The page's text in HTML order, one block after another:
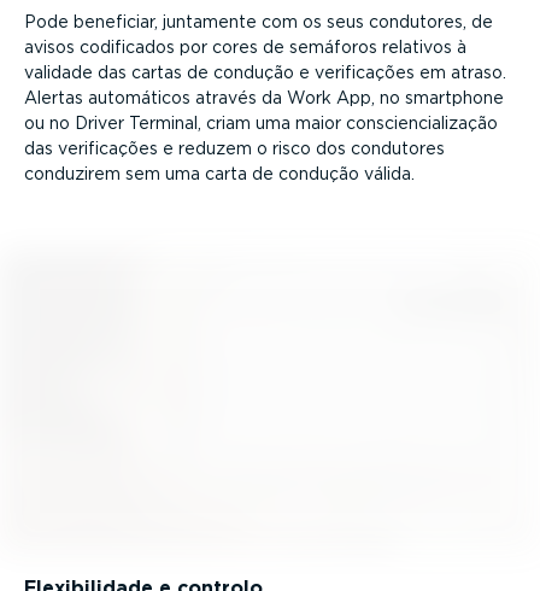
Pode beneficiar, juntamente com os seus condutores, de
avisos codificados por cores de semáforos relativos à
validade das cartas de condução e verifi­cações em atraso.
Alertas automáticos através da Work App, no smartphone
ou no Driver Terminal, criam uma maior consci­en­ci­a­li­zação
das verifi­cações e reduzem o risco dos condutores
conduzirem sem uma carta de condução válida.